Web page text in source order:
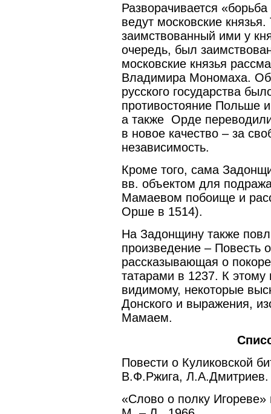
Разворачивается
ведут московские
заимствованный ими у
очередь, был
московские князья
Владимира Мономаха.
русского государства
противостояние Польше
а также Орде
в новое качество – за
независимость.
Кроме того, сама
вв. объектом для
Мамаевом побоище и
Орше в 1514).
На Задонщину также
произведение – Повесть
рассказывающая о
татарами в 1237. К этому
видимому, некоторые
Донского и выражения,
Мамаем.
Повести о Куликовской
В.Ф.Ржига,
«Слово о полку Игореве»